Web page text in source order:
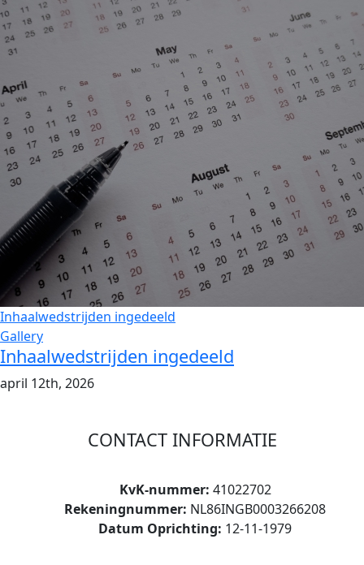
Inhaalwedstrijden ingedeeld
Gallery
Inhaalwedstrijden ingedeeld
april 12th, 2026
CONTACT INFORMATIE
KvK-nummer: 41022702
Rekeningnummer: NL86INGB0003266208
Datum Oprichting: 12-11-1979